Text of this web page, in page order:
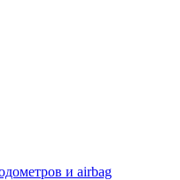
и airbag